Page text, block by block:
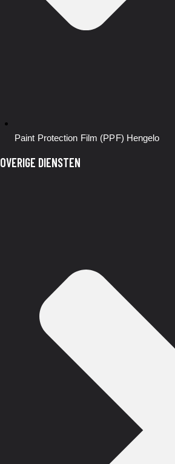
Paint Protection Film (PPF) Hengelo
OVERIGE DIENSTEN